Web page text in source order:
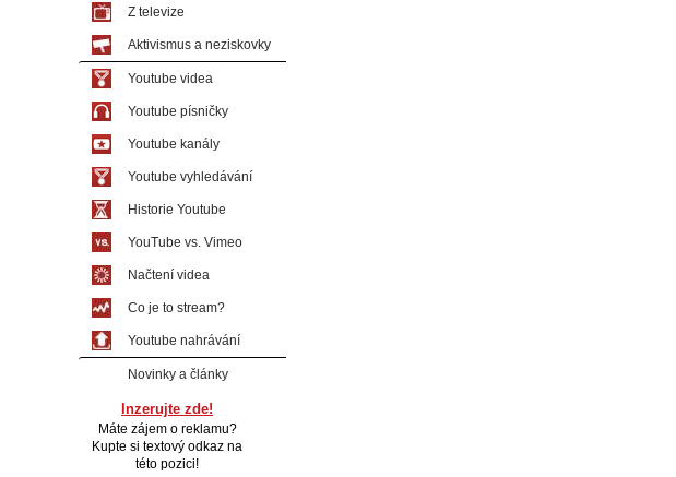
Z televize
Aktivismus a neziskovky
Youtube videa
Youtube písničky
Youtube kanály
Youtube vyhledávání
Historie Youtube
YouTube vs. Vimeo
Načtení videa
Co je to stream?
Youtube nahrávání
Novinky a články
Inzerujte zde!
Máte zájem o reklamu?
Kupte si textový odkaz na
této pozici!